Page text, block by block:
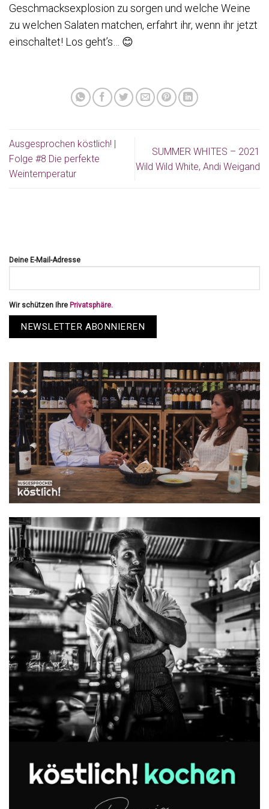
Geschmacksexplosion zu sorgen und welche Weine
zu welchen Salaten matchen, erfahrt ihr, wenn ihr jetzt
einschaltet! Los geht’s… 😊
Ausgesprochen köstlich! |
Folge #8 Die perfekte
Weintemperatur
SUMMER WHITES – 2021
Wild Wild White, Andi Weigand
Deine E-Mail-Adresse
Wir schützen Ihre Privatsphäre.